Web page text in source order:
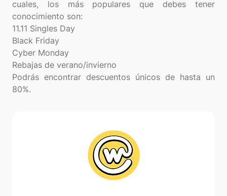
cuales, los más populares que debes tener
conocimiento son:
11.11 Singles Day
Black Friday
Cyber Monday
Rebajas de verano/invierno
Podrás encontrar descuentos únicos de hasta un